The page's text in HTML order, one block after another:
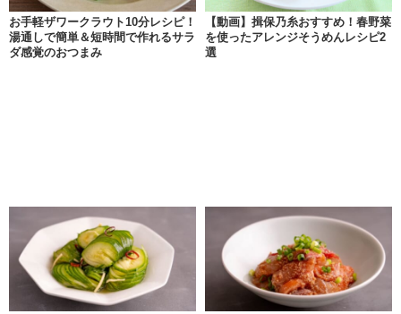
お手軽ザワークラウト10分レシピ！
湯通しで簡単＆短時間で作れるサラ
ダ感覚のおつまみ
【動画】揖保乃糸おすすめ！春野菜
を使ったアレンジそうめんレシピ2
選